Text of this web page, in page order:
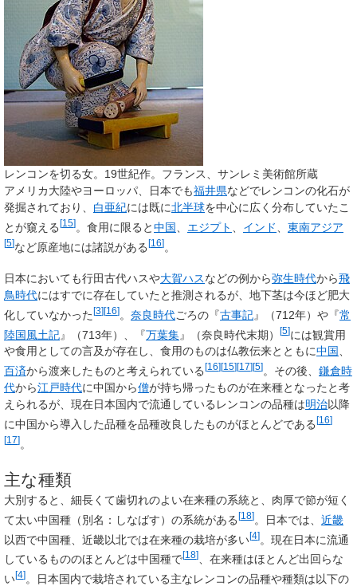
レンコンを切る女。19世紀作。フランス、サンレミ美術館所蔵
アメリカ大陸やヨーロッパ、日本でも福井県などでレンコンの化石が
発掘されており、 白亜紀には既に北半球を中心に広く分布していたこ
とが窺える [15] 。食用に限ると中国 エジプト インド 東南アジア
[5]など原産地には諸説がある[16]。
日本においても行田古代ハスや大賀ハスなどの例から弥生時代から飛
鳥時代にはすでに存在していたと推測されるが、地下茎は今ほど肥大
化していなかった [3][16] 。 奈良時代ごろの『古事記』（712年）や『常
陸国風土記』（713年）、『万葉集』（奈良時代末期） [5]には観賞用
や食用としての言及が存在し、食用のものは仏教伝来とともに中国、
百済から渡来したものと考えられている [16][15][17][5] 。その後、 鎌倉時
代から江戸時代に中国から僧が持ち帰ったものが在来種となったと考
えられるが、現在日本国内で流通しているレンコンの品種は明治以降
に中国から導入した品種を品種改良したものがほとんどである[16]
[17]。
主な種類
大別すると、細長くて歯切れのよい在来種の系統と、肉厚で節が短く
て太い中国種（別名：しなばす）の系統がある[18]。日本では、 近畿
以西で中国種、近畿以北では在来種の栽培が多い[4]。現在日本に流通
しているもののほとんどは中国種で[18]
、在来種はほとんど出回らな
い[4]。日本国内で栽培されている主なレンコンの品種や種類は以下の